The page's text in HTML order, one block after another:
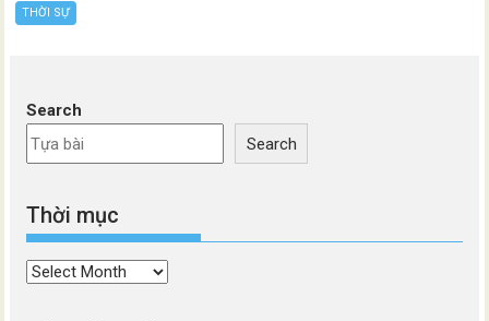
THỜI SỰ
Search
Search
Thời mục
Thời